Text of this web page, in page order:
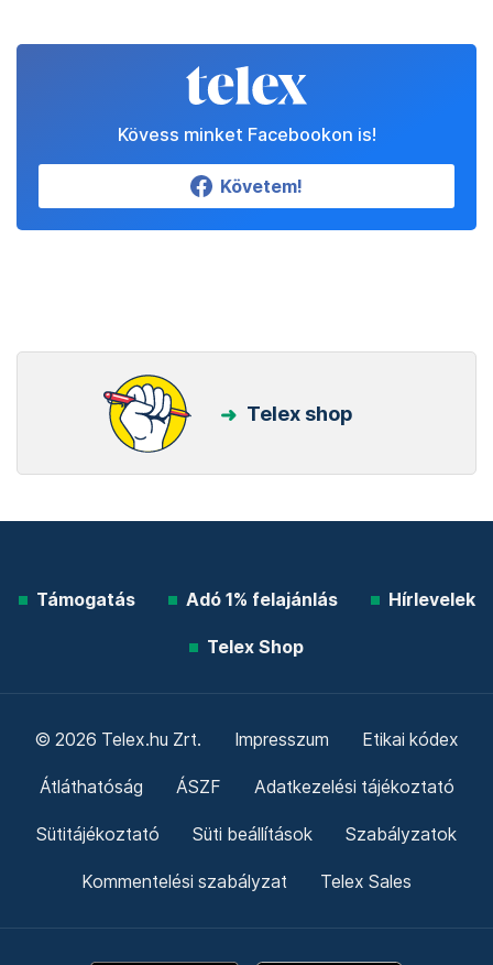
Kövess minket Facebookon is!
Követem!
Telex shop
Támogatás Adó 1% felajánlás Hírlevelek
Telex Shop
© 2026 Telex.hu Zrt. Impresszum Etikai kódex
Átláthatóság ÁSZF Adatkezelési tájékoztató
Sütitájékoztató Süti beállítások Szabályzatok
Kommentelési szabályzat Telex Sales